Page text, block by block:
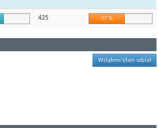
425 57 %
Wziąłem/ęłam udział